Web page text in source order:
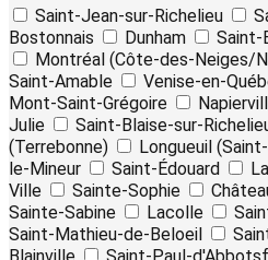
Saint-Jean-sur-Richelieu
Bostonnais
Dunham Saint-
Montréal (Côte-des-Neiges/
Saint-Amable
Venise-en-
Mont-Saint-Grégoire
Julie
Saint-Blaise-sur-
(Terrebonne)
Longueuil
le-Mineur
Saint-Édouard
Ville
Sainte-Sophie
Sainte-Sabine
Lacolle
Saint-Mathieu-de-Beloeil